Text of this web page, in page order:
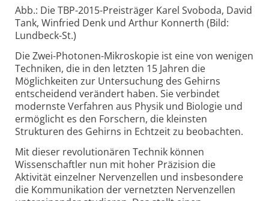
Abb.: Die TBP-2015-Preisträger Karel Svoboda, David
Tank, Winfried Denk und Arthur Konnerth (Bild:
Lundbeck-St.)
Die Zwei-Photonen-Mikroskopie ist eine von wenigen
Techniken, die in den letzten 15 Jahren die
Möglichkeiten zur Untersuchung des Gehirns
entscheidend verändert haben. Sie verbindet
modernste Verfahren aus Physik und Biologie und
ermöglicht es den Forschern, die kleinsten
Strukturen des Gehirns in Echtzeit zu beobachten.
Mit dieser revolutionären Technik können
Wissenschaftler nun mit hoher Präzision die
Aktivität einzelner Nervenzellen und insbesondere
die Kommunikation der vernetzten Nervenzellen